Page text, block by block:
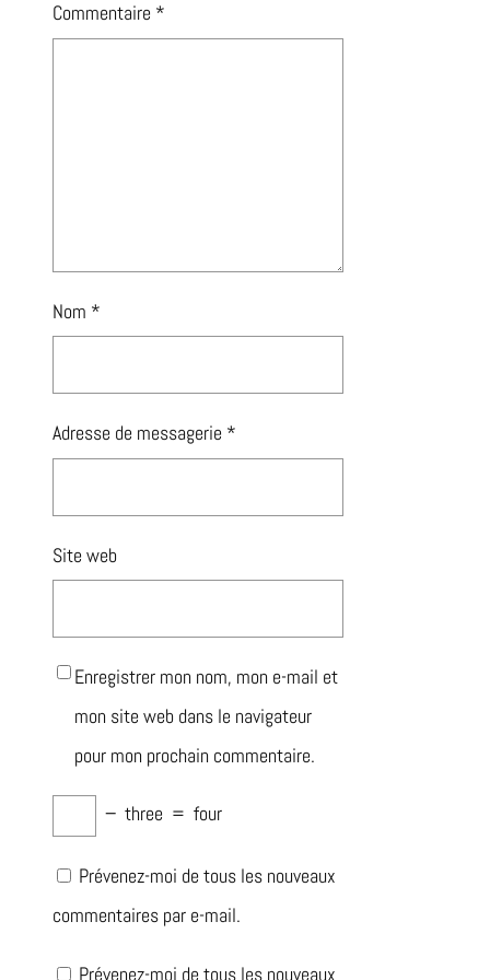
Commentaire *
Nom *
Adresse de messagerie *
Site web
Enregistrer mon nom, mon e-mail et
mon site web dans le navigateur
pour mon prochain commentaire.
− three = four
Prévenez-moi de tous les nouveaux
commentaires par e-mail.
Prévenez-moi de tous les nouveaux